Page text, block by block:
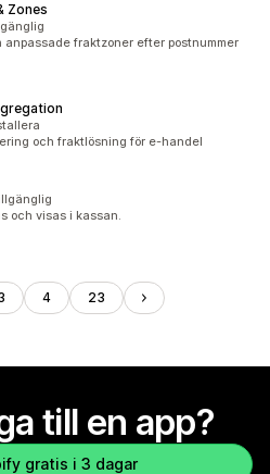
Zones
anpassade fraktzoner efter postnummer
och fraktlösning för e-handel
och visas i kassan.
4 23
till en app?
gratis i 3 dagar